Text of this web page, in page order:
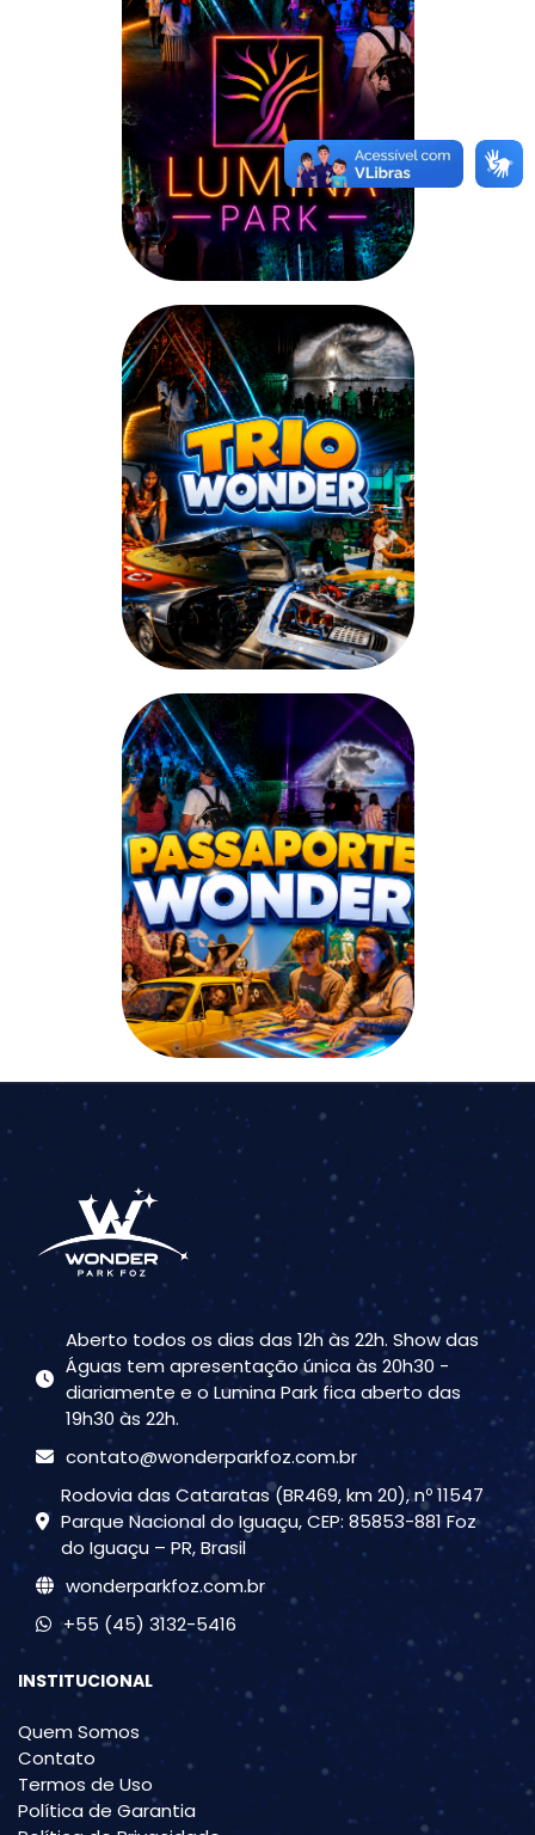
Aberto todos os dias das 12h às 22h. Show das
Águas tem apresentação única às 20h30 -
diariamente e o Lumina Park fica aberto das
19h30 às 22h.
contato@wonderparkfoz.com.br
Rodovia das Cataratas (BR469, km 20), nº 11547
Parque Nacional do Iguaçu, CEP: 85853-881 Foz
do Iguaçu – PR, Brasil
wonderparkfoz.com.br
+55 (45) 3132-5416
INSTITUCIONAL
Quem Somos
Contato
Termos de Uso
Política de Garantia